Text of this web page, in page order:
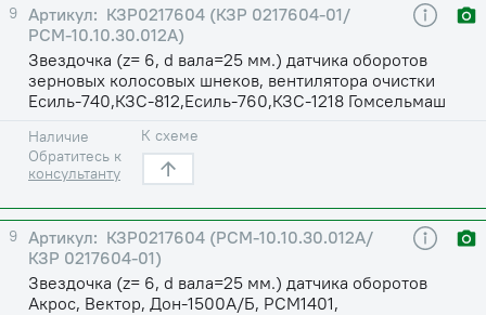
9
КЗР0217604 (КЗР 0217604-01/
РСМ-10.10.30.012А)
Звездочка (z= 6, d вала=25 мм.) датчика оборотов
зерновых колосовых шнеков, вентилятора очистки
Есиль-740,КЗС-812,Есиль-760,КЗС-1218 Гомсельмаш
Наличие
Обратитесь к
консультанту
К схеме
9
КЗР0217604 (РСМ-10.10.30.012А/
КЗР 0217604-01)
Звездочка (z= 6, d вала=25 мм.) датчика оборотов
Акрос, Вектор, Дон-1500А/Б, РСМ1401,